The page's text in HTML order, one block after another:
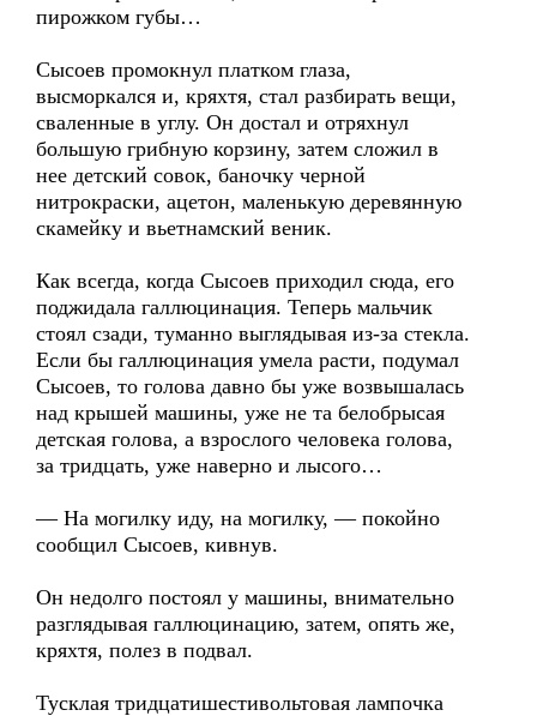
пирожком губы…
Сысоев промокнул платком глаза,
высморкался и, кряхтя, стал разбирать вещи,
сваленные в углу. Он достал и отряхнул
большую грибную корзину, затем сложил в
нее детский совок, баночку черной
нитрокраски, ацетон, маленькую деревянную
скамейку и вьетнамский веник.
Как всегда, когда Сысоев приходил сюда, его
поджидала галлюцинация. Теперь мальчик
стоял сзади, туманно выглядывая из-за стекла.
Если бы галлюцинация умела расти, подумал
Сысоев, то голова давно бы уже возвышалась
над крышей машины, уже не та белобрысая
детская голова, а взрослого человека голова,
за тридцать, уже наверно и лысого…
— На могилку иду, на могилку, — покойно
сообщил Сысоев, кивнув.
Он недолго постоял у машины, внимательно
разглядывая галлюцинацию, затем, опять же,
кряхтя, полез в подвал.
Тусклая тридцатишестивольтовая лампочка